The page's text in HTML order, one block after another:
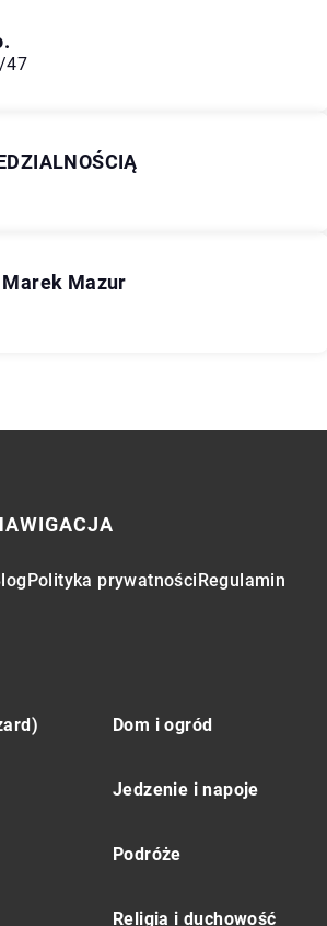
47
Marek Mazur
Polityka prywatnościRegulamin
Dom i ogród
Jedzenie i napoje
Podróże
Religia i duchowość